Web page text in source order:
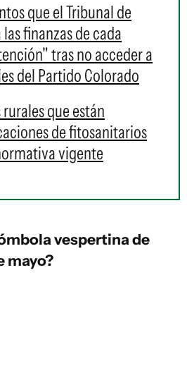
que el Tribunal de
finanzas de cada
tras no acceder a
del Partido Colorado
rurales que están
de fitosanitarios
vigente
vespertinade
mayo?